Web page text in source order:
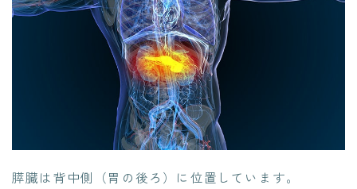
膵臓は背中側（胃の後ろ）に位置しています。